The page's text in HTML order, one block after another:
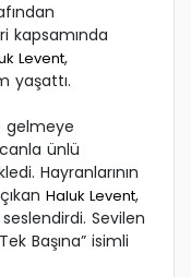
kapsamında
Levent,
yaşattı.
gelmeye
ünlü
Hayranlarının
Haluk Levent,
seslendirdi. Sevilen
Başına” isimli